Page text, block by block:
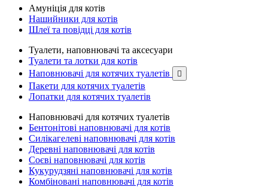
Амуніція для котів
Нашийники для котів
Шлеї та повідці для котів
Туалети, наповнювачі та аксесуари
Туалети та лотки для котів
Наповнювачі для котячих туалетів

Пакети для котячих туалетів
Лопатки для котячих туалетів
Наповнювачі для котячих туалетів
Бентонітові наповнювачі для котів
Силікагелеві наповнювачі для котів
Деревні наповнювачі для котів
Соєві наповнювачі для котів
Кукурудзяні наповнювачі для котів
Комбіновані наповнювачі для котів